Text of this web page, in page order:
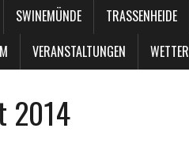
SWINEMÜNDE TRASSENHEIDE
VERANSTALTUNGEN WETTER
2014